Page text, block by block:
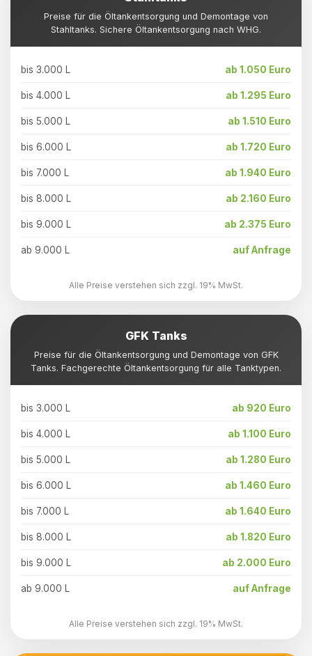
Preise für die Öltankentsorgung und Demontage von
Stahltanks. Sichere Öltankentsorgung nach WHG.
bis 3.000 L ab 1.050 Euro
bis 4.000 L ab 1.295 Euro
bis 5.000 L ab 1.510 Euro
bis 6.000 L ab 1.720 Euro
bis 7.000 L ab 1.940 Euro
bis 8.000 L ab 2.160 Euro
bis 9.000 L ab 2.375 Euro
ab 9.000 L auf Anfrage
Alle Preise verstehen sich zzgl. 19% MwSt.
GFK Tanks
Preise für die Öltankentsorgung und Demontage von GFK
Tanks. Fachgerechte Öltankentsorgung für alle Tanktypen.
bis 3.000 L ab 920 Euro
bis 4.000 L ab 1.100 Euro
bis 5.000 L ab 1.280 Euro
bis 6.000 L ab 1.460 Euro
bis 7.000 L ab 1.640 Euro
bis 8.000 L ab 1.820 Euro
bis 9.000 L ab 2.000 Euro
ab 9.000 L auf Anfrage
Alle Preise verstehen sich zzgl. 19% MwSt.